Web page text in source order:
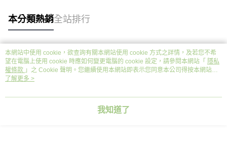
本分類熱銷全站排行
熱門標籤
本網站中使用 cookie，欲查詢有關本網站使用 cookie 方式之詳情，及若您不希
望在電腦上使用 cookie 時應如何變更電腦的 cookie 設定，請參閱本網站「 隱私
權條款 」之 Cookie 聲明。您繼續使用本網站即表示您同意本公司得按本網站使
用條款之 Cookie 聲明使用 cookie。
了解更多 >
我知道了